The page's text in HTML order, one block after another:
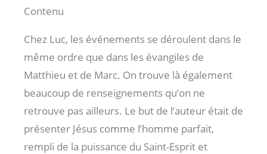
Contenu
Chez Luc, les événements se déroulent dans le
même ordre que dans les évangiles de
Matthieu et de Marc. On trouve là également
beaucoup de renseignements qu’on ne
retrouve pas ailleurs. Le but de l’auteur était de
présenter Jésus comme l’homme parfait,
rempli de la puissance du Saint-Esprit et